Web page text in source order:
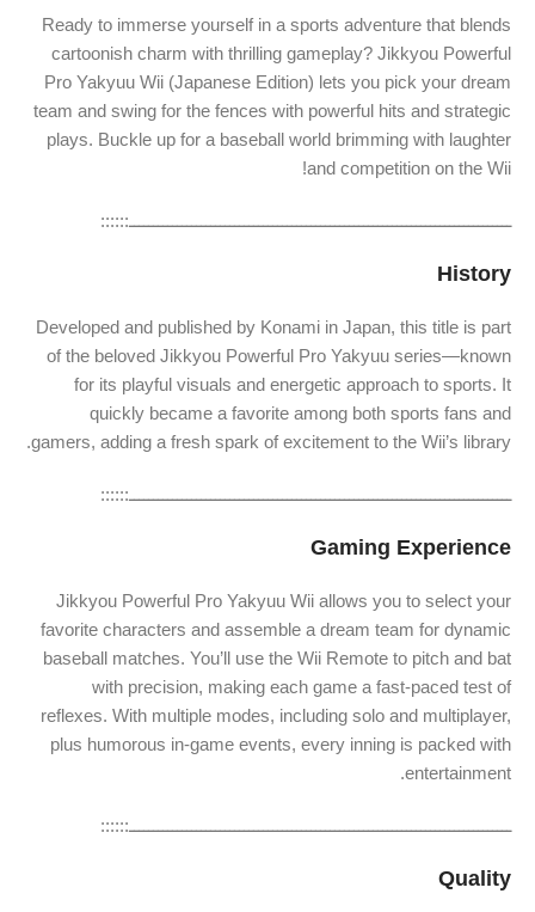
Ready to immerse yourself in a sports adventure that blends
cartoonish charm with thrilling gameplay? Jikkyou Powerful
Pro Yakyuu Wii (Japanese Edition) lets you pick your dream
team and swing for the fences with powerful hits and strategic
plays. Buckle up for a baseball world brimming with laughter
and competition on the Wii!
ــــــــــــــــــــــــــــــــــــــــــــــــــــــــــــــــــــــــــــــــ::::::
History
Developed and published by Konami in Japan, this title is part
of the beloved Jikkyou Powerful Pro Yakyuu series—known
for its playful visuals and energetic approach to sports. It
quickly became a favorite among both sports fans and
gamers, adding a fresh spark of excitement to the Wii’s library.
ــــــــــــــــــــــــــــــــــــــــــــــــــــــــــــــــــــــــــــــــ::::::
Gaming Experience
Jikkyou Powerful Pro Yakyuu Wii allows you to select your
favorite characters and assemble a dream team for dynamic
baseball matches. You’ll use the Wii Remote to pitch and bat
with precision, making each game a fast-paced test of
reflexes. With multiple modes, including solo and multiplayer,
plus humorous in-game events, every inning is packed with
entertainment.
ــــــــــــــــــــــــــــــــــــــــــــــــــــــــــــــــــــــــــــــــ::::::
Quality